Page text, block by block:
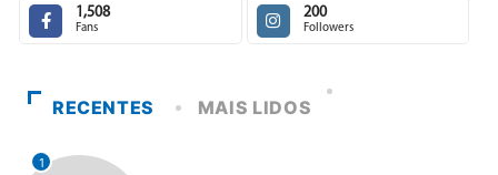
1,508
Fans
200
Followers
RECENTES MAIS LIDOS
1